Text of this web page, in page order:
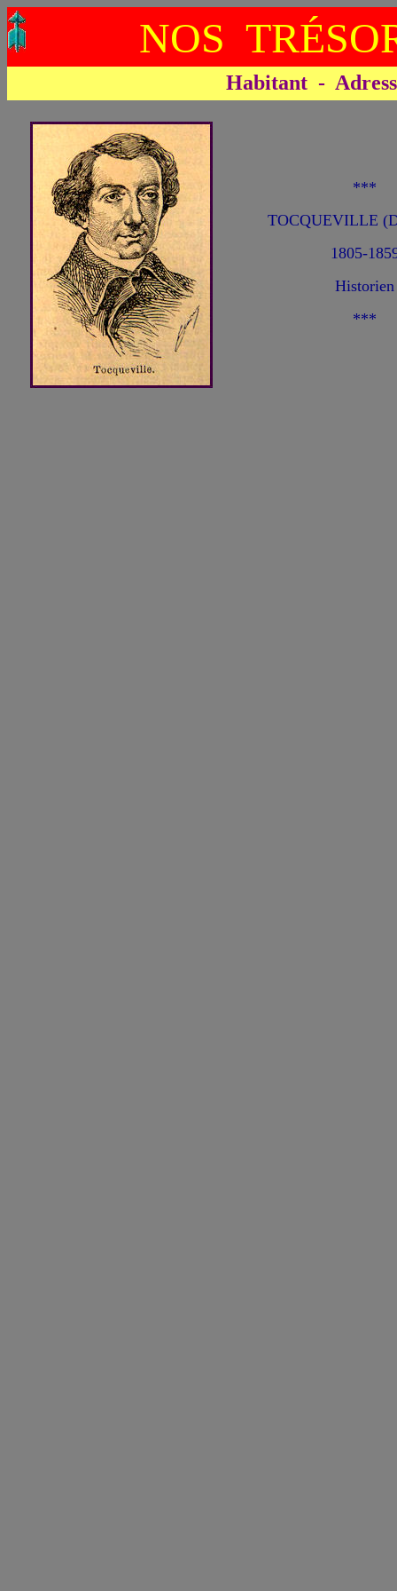
NOS
Habitant -
***
TOCQUEVILLE
1805-
Historien
***